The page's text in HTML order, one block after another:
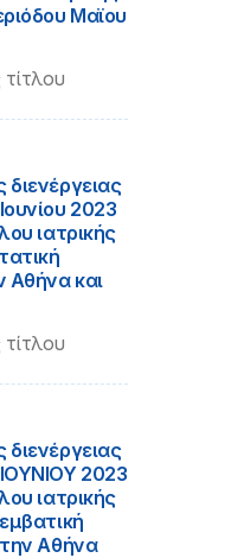
Μαϊου
2023
ιατρικής
Αθήνα και
2023
ιατρικής
Αθήνα